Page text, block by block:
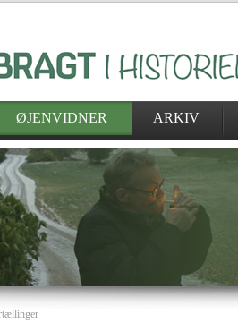
ØJENVIDNER ARKIV